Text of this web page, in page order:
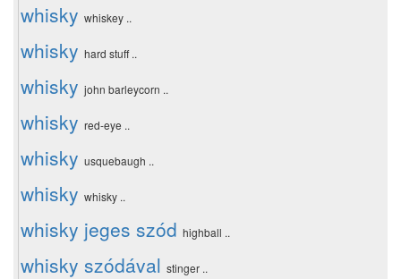
whisky whiskey ..
whisky hard stuff ..
whisky john barleycorn ..
whisky red-eye ..
whisky usquebaugh ..
whisky whisky ..
whisky jeges szód highball ..
whisky szódával stinger ..